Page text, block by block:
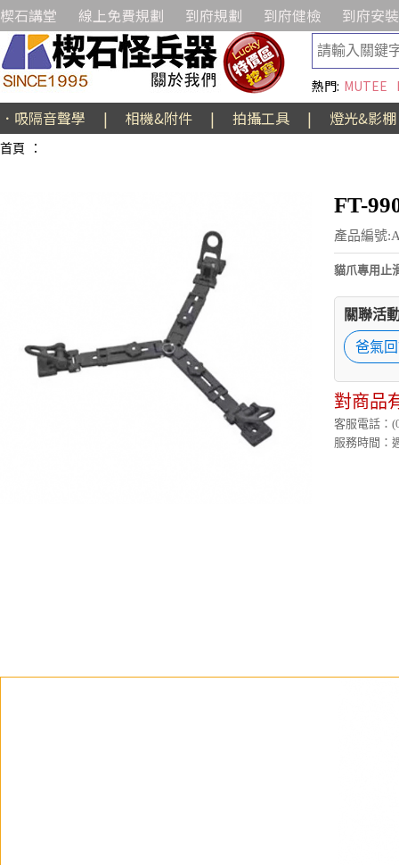
楔石講堂 線上免費規劃 到府規劃 到府健檢 到府安裝
熱門: MUTEE
．吸隔音聲學 | 相機&附件 | 拍攝工具 | 燈光&影棚
首頁 ：
FT-
產品編號
貓爪專用止
關聯活
爸氣
對商品
客服電話：
服務時間：